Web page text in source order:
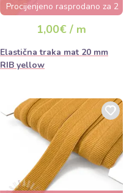
Procijenjeno rasprodano za 2
dana
1,00€ / m
Elastična traka mat 20 mm
RIB yellow